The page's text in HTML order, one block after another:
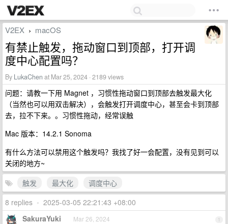
V2EX › macOS
有禁止触发，拖动窗口到顶部，打开调
度中心配置吗？
By LukaChen at Mar 25, 2024 · 2189 views
问题：请教一下用 Magnet ，习惯性拖动窗口到顶部去触发最大化
（当然也可以用双击解决），会触发打开调度中心，甚至会卡到顶部
去，拉不下来。。习惯性拖动，经常误触
Mac 版本：14.2.1 Sonoma
有什么方法可以禁用这个触发吗？我找了好一会配置，没有见到可以
关闭的地方~
触发
最大化
调度中心
8 replies • 2025-03-05 22:21:43 +08:00
1
SakuraYuki Mar 26, 2024